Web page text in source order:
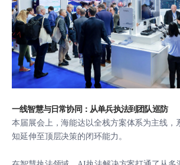
一线智慧与日常协同：从单兵执法到团队巡防
本届展会上，海能达以全栈方案体系为主线，
知延伸至顶层决策的闭环能力。